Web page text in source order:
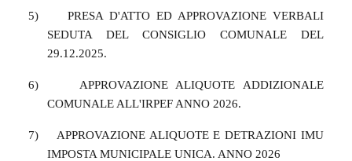
5)
PRESA D'ATTO ED APPROVAZIONE VERBALI
SEDUTA DEL CONSIGLIO COMUNALE DEL
29.12.2025.
6)
APPROVAZIONE ALIQUOTE ADDIZIONALE
COMUNALE ALL'IRPEF ANNO 2026.
7)
APPROVAZIONE ALIQUOTE E DETRAZIONI IMU
IMPOSTA MUNICIPALE UNICA. ANNO 2026